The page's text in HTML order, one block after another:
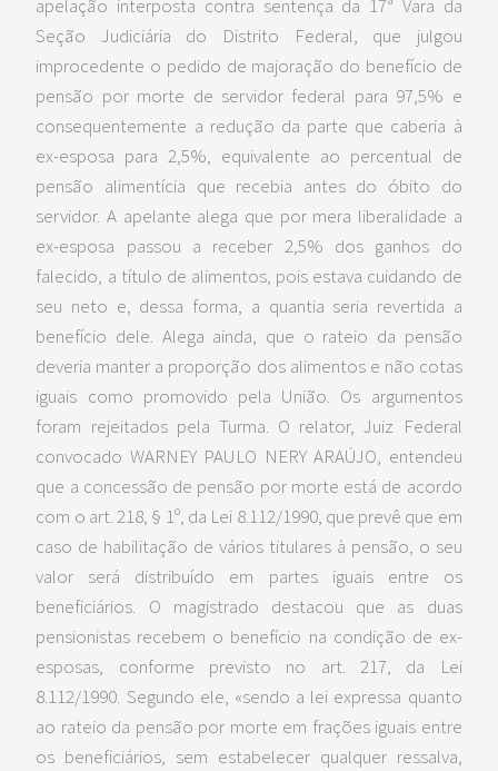
apelação interposta contra sentença da 17ª Vara da
Seção Judiciária do Distrito Federal, que julgou
improcedente o pedido de majoração do benefício de
pensão por morte de servidor federal para 97,5% e
consequentemente a redução da parte que caberia à
ex-esposa para 2,5%, equivalente ao percentual de
pensão alimentícia que recebia antes do óbito do
servidor. A apelante alega que por mera liberalidade a
ex-esposa passou a receber 2,5% dos ganhos do
falecido, a título de alimentos, pois estava cuidando de
seu neto e, dessa forma, a quantia seria revertida a
benefício dele. Alega ainda, que o rateio da pensão
deveria manter a proporção dos alimentos e não cotas
iguais como promovido pela União. Os argumentos
foram rejeitados pela Turma. O relator, Juiz Federal
convocado WARNEY PAULO NERY ARAÚJO, entendeu
que a concessão de pensão por morte está de acordo
com o art. 218, § 1º, da Lei 8.112/1990, que prevê que em
caso de habilitação de vários titulares à pensão, o seu
valor será distribuído em partes iguais entre os
beneficiários. O magistrado destacou que as duas
pensionistas recebem o benefício na condição de ex-
esposas, conforme previsto no art. 217, da Lei
8.112/1990. Segundo ele, «sendo a lei expressa quanto
ao rateio da pensão por morte em frações iguais entre
os beneficiários, sem estabelecer qualquer ressalva,